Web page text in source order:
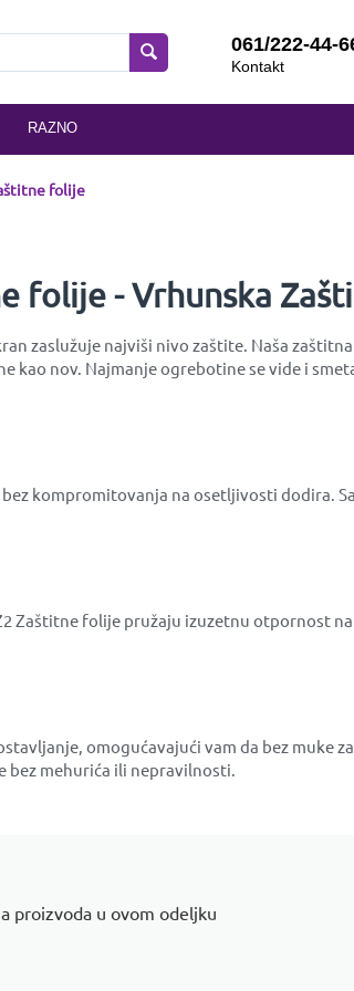
061/222-44-
Kontakt
RAZNO
folije
folije - Vrhunska
zaslužuje najviši nivo zaštite. Naša
kao nov. Najmanje ogrebotine se vide i
kompromitovanja na osetljivosti dodira.
Zaštitne folije pružaju izuzetnu otpornost
omogućavajući vam da bez muke
bez mehurića ili nepravilnosti.
proizvoda u ovom odeljku